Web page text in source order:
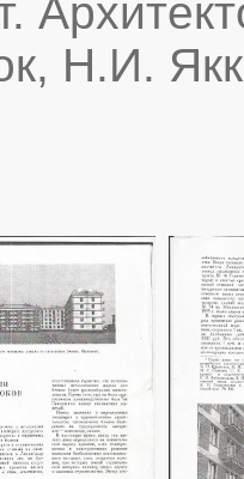
Н.И.